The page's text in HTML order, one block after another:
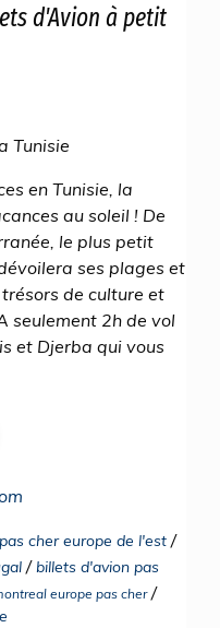
d'Avion à petit
Tunisie
en Tunisie, la
au soleil ! De
le plus petit
ses plages et
de culture et
seulement 2h de vol
et Djerba qui vous
cher europe de l'est /
/billets d'avion pas
europe pas cher/